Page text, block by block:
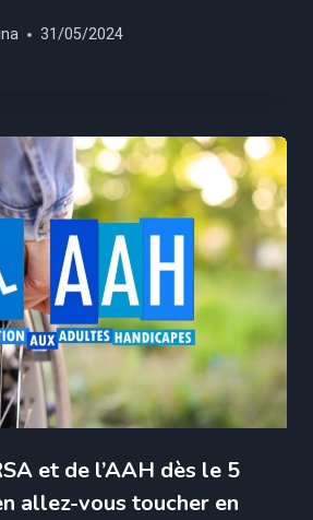
31/05/2024
et de l’AAH dès le 5
allez-vous toucher en